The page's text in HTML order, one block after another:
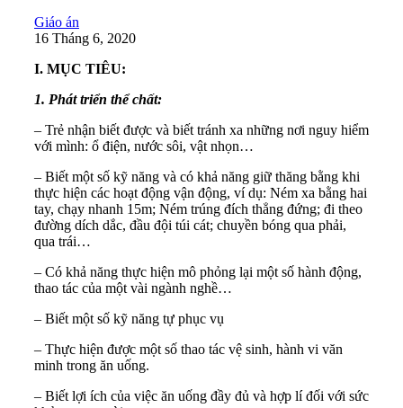
Giáo án
16 Tháng 6, 2020
I. MỤC TIÊU:
1. Phát triển thể chất:
– Trẻ nhận biết được và biết tránh xa những nơi nguy hiểm
với mình: ổ điện, nước sôi, vật nhọn…
– Biết một số kỹ năng và có khả năng giữ thăng bằng khi
thực hiện các hoạt động vận động, ví dụ: Ném xa bằng hai
tay, chạy nhanh 15m; Ném trúng đích thẳng đứng; đi theo
đường dích dắc, đầu đội túi cát; chuyền bóng qua phải,
qua trái…
– Có khả năng thực hiện mô phỏng lại một số hành động,
thao tác của một vài ngành nghề…
– Biết một số kỹ năng tự phục vụ
– Thực hiện được một số thao tác vệ sinh, hành vi văn
minh trong ăn uống.
– Biết lợi ích của việc ăn uống đầy đủ và hợp lí đối với sức